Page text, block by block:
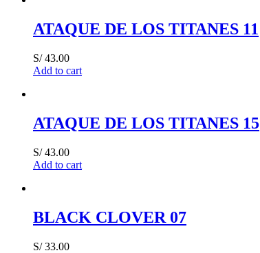
ATAQUE DE LOS TITANES 11
S/43.00
Add to cart
ATAQUE DE LOS TITANES 15
S/43.00
Add to cart
BLACK CLOVER 07
S/33.00